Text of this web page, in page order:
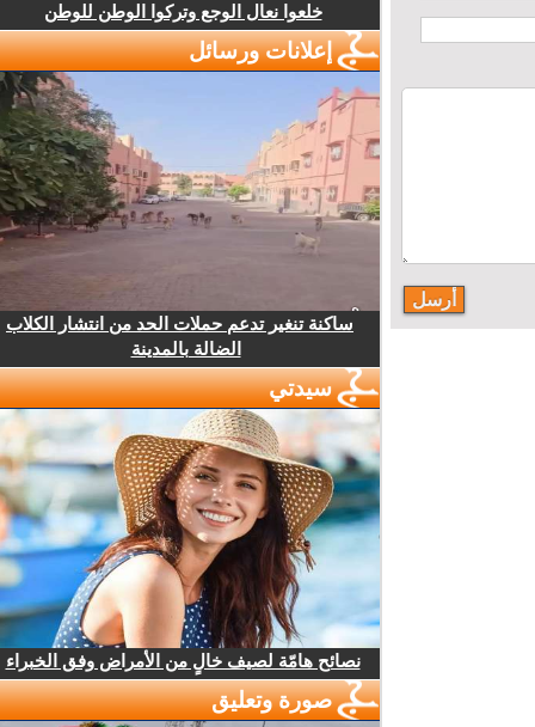
خلعوا نعال الوجع وتركوا الوطن للوطن
إعلانات ورسائل
ساكنة تنغير تدعم حملات الحد من انتشار الكلاب
الضالة بالمدينة
سيدتي
نصائح هامّة لصيف خالٍ من الأمراض وفق الخبراء
صورة وتعليق